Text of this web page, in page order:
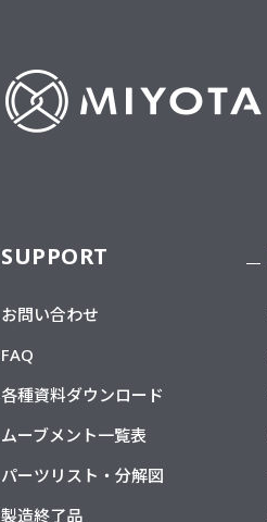
SUPPORT
お問い合わせ
FAQ
各種資料ダウンロード
ムーブメント一覧表
パーツリスト・分解図
製造終了品